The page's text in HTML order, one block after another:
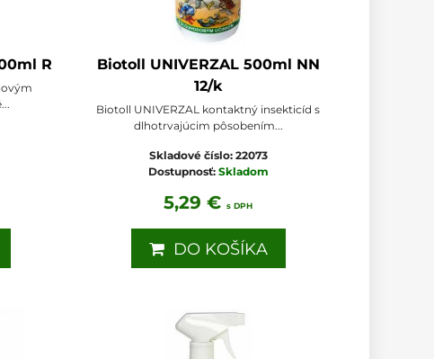
R
Biotoll UNIVERZAL 500ml NN
12/k
Biotoll UNIVERZAL kontaktný insekticíd s
dlhotrvajúcim pôsobením...
Skladové číslo: 22073
Dostupnosť: Skladom
5,29 €s DPH
DO KOŠÍKA